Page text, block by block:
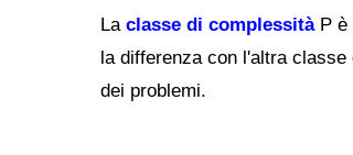
La classe di complessitàP è
la differenza con l'altra
dei problemi.